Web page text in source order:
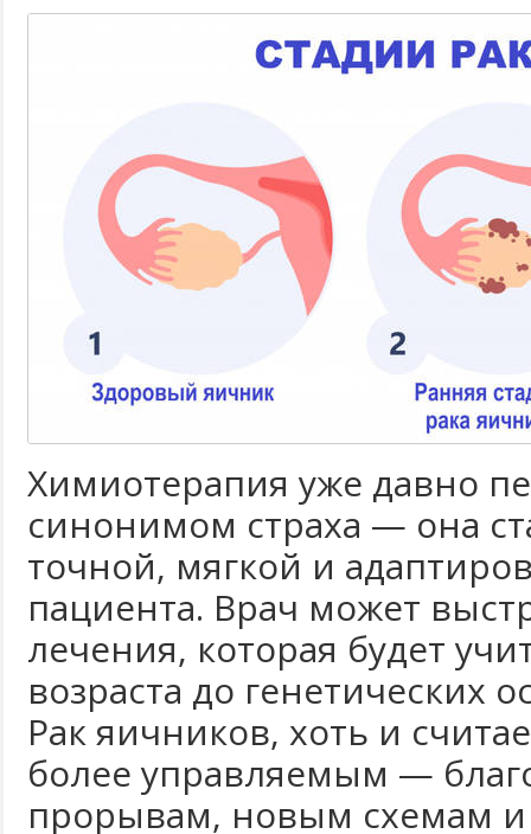
Химиотерапия уже давно
синонимом страха — она
точной, мягкой и
пациента. Врач может
лечения, которая будет
возраста до генетических
Рак яичников, хоть и
более управляемым —
прорывам, новым схемам